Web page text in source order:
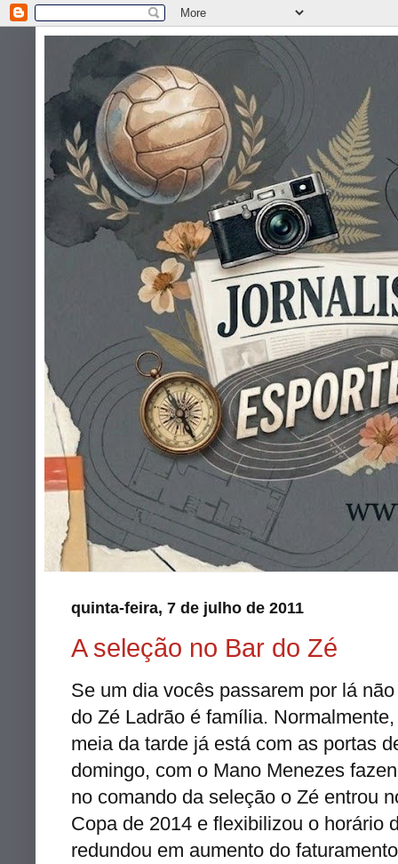
quinta-feira, 7 de julho de 2011
A seleção no Bar do Zé
Se um dia vocês passarem por lá
do Zé Ladrão é família.
meia da tarde já está com as portas
domingo, com o Mano Menezes
no comando da seleção o Zé entrou
Copa de 2014 e flexibilizou o horário
redundou em aumento do